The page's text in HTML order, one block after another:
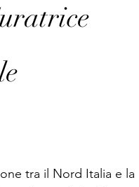
tra il Nord Italia e la